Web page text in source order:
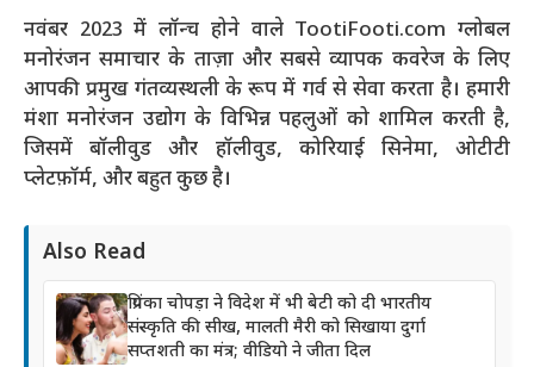
नवंबर 2023 में लॉन्च होने वाले TootiFooti.com ग्लोबल
मनोरंजन समाचार के ताज़ा और सबसे व्यापक कवरेज के लिए
आपकी प्रमुख गंतव्यस्थली के रूप में गर्व से सेवा करता है। हमारी
मंशा मनोरंजन उद्योग के विभिन्न पहलुओं को शामिल करती है,
जिसमें बॉलीवुड और हॉलीवुड, कोरियाई सिनेमा, ओटीटी
प्लेटफ़ॉर्म, और बहुत कुछ है।
Also Read
प्रियंका चोपड़ा ने विदेश में भी बेटी को दी भारतीय
संस्कृति की सीख, मालती मैरी को सिखाया दुर्गा
सप्तशती का मंत्र; वीडियो ने जीता दिल